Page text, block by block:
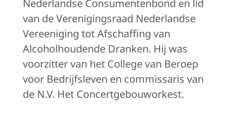
Nederlandse Consumentenbond en lid
van de Verenigingsraad Nederlandse
Vereeniging tot Afschaffing van
Alcoholhoudende Dranken. Hij was
voorzitter van het College van Beroep
voor Bedrijfsleven en commissaris van
de N.V. Het Concertgebouworkest.